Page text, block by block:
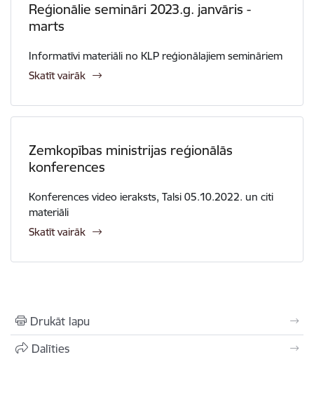
Reģionālie semināri 2023.g. janvāris -
marts
Informatīvi materiāli no KLP reģionālajiem semināriem
Skatīt vairāk
Zemkopības ministrijas reģionālās
konferences
Konferences video ieraksts, Talsi 05.10.2022. un citi
materiāli
Skatīt vairāk
Drukāt lapu
Dalīties